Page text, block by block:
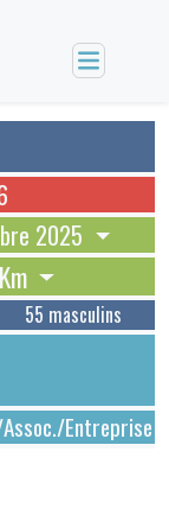
2025
55 masculins
Entreprise